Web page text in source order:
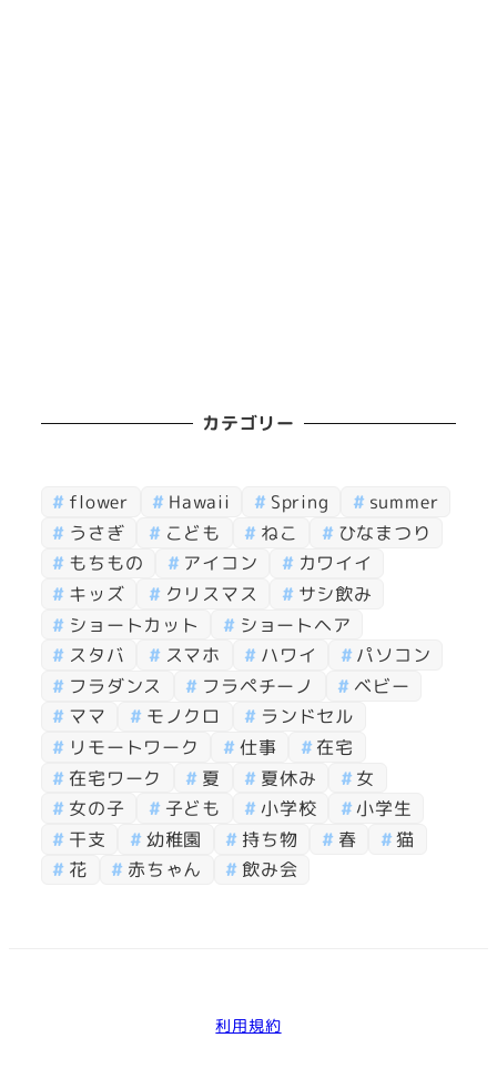
カテゴリー
flower Hawaii Spring
summer
うさぎ
こども ねこ
ひなまつり
もちもの
アイコン
カワイイ
キッズ
クリスマス
サシ飲み
ショートカット
ショートヘア
スタバ
スマホ ハワイ
パソコン
フラダンス
フラペチーノ
ベビー
ママ
モノクロ
ランドセル
リモートワーク
仕事
在宅
在宅ワーク
夏 夏休み
女
女の子
子ども 小学校
小学生
干支
幼稚園 持ち物 春
猫
花
赤ちゃん 飲み会
利用規約